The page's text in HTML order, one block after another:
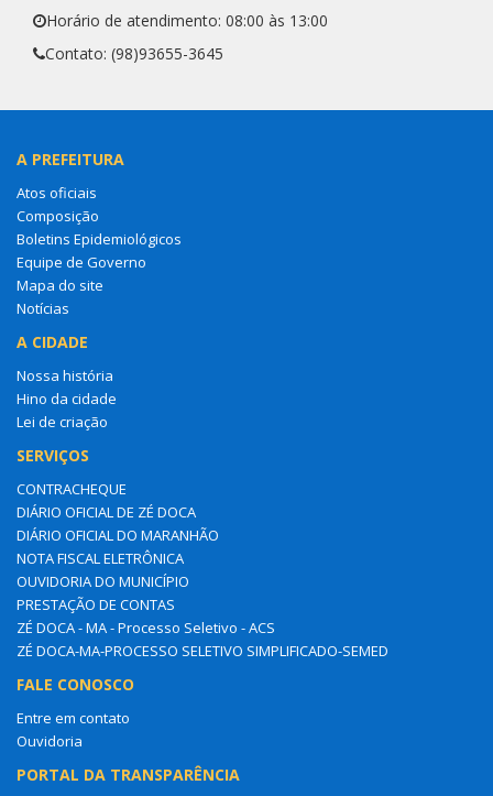
Horário de atendimento: 08:00 às 13:00
Contato: (98)93655-3645
A PREFEITURA
Atos oficiais
Composição
Boletins Epidemiológicos
Equipe de Governo
Mapa do site
Notícias
A CIDADE
Nossa história
Hino da cidade
Lei de criação
SERVIÇOS
CONTRACHEQUE
DIÁRIO OFICIAL DE ZÉ DOCA
DIÁRIO OFICIAL DO MARANHÃO
NOTA FISCAL ELETRÔNICA
OUVIDORIA DO MUNICÍPIO
PRESTAÇÃO DE CONTAS
ZÉ DOCA - MA - Processo Seletivo - ACS
ZÉ DOCA-MA-PROCESSO SELETIVO SIMPLIFICADO-SEMED
FALE CONOSCO
Entre em contato
Ouvidoria
PORTAL DA TRANSPARÊNCIA